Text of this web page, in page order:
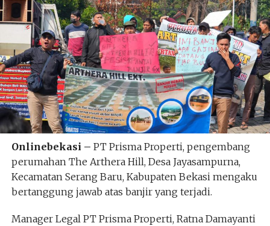
Onlinebekasi – PT Prisma Properti, pengembang
perumahan The Arthera Hill, Desa Jayasampurna,
Kecamatan Serang Baru, Kabupaten Bekasi mengaku
bertanggung jawab atas banjir yang terjadi.
Manager Legal PT Prisma Properti, Ratna Damayanti